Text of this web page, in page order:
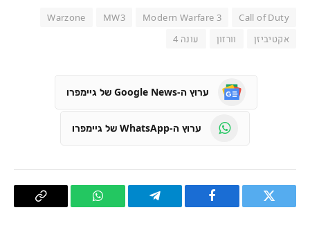
Call of Duty
Modern Warfare 3
MW3
Warzone
אקטיביזן
וורזון עונה 4
ערוץ ה-Google News של גיימפרו
ערוץ ה-WhatsApp של גיימפרו
טוויטר פייסבוק Telegram
WhatsApp העתק